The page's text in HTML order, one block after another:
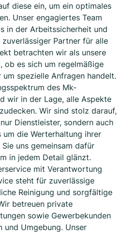
diese ein, um ein optimales
Unser engagiertes Team
in der Arbeitssicherheit und
zuverlässiger Partner für alle
betrachten wir als unsere
ob es sich um regelmäßige
um spezielle Anfragen handelt.
des Mk-
wir in der Lage, alle Aspekte
Wir sind stolz darauf,
Dienstleister, sondern auch
um die Werterhaltung ihrer
uns gemeinsam dafür
in jedem Detail glänzt.
mit Verantwortung
steht für zuverlässige
Reinigung und sorgfältige
betreuen private
sowie Gewerbekunden
und Umgebung. Unser